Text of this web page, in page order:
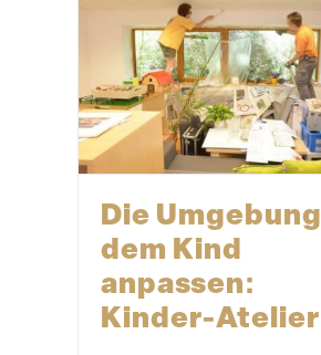
Die Umgebung
dem Kind
anpassen:
Kinder-Atelier